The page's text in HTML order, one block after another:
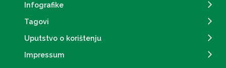
Infografike
Tagovi
Uputstvo o korištenju
Impressum